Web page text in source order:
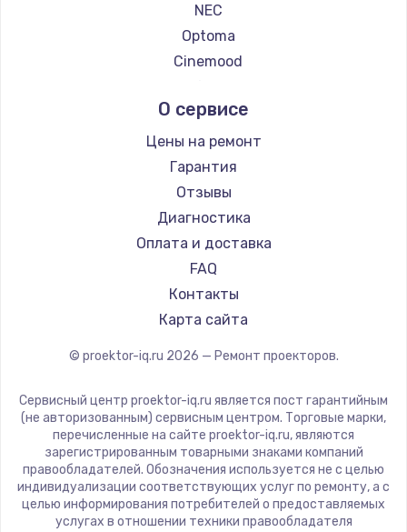
NEC
Optoma
Cinemood
Barco
Xgimi
Canon
JVC
Casio
Hiper
HITACHI
Panasonic
Hisense
О сервисе
Цены на ремонт
Гарантия
Отзывы
Диагностика
Оплата и доставка
FAQ
Контакты
Карта сайта
© proektor-iq.ru 2026 — Ремонт проекторов.
Сервисный центр proektor-iq.ru является пост гарантийным
(не авторизованным) сервисным центром. Торговые марки,
перечисленные на сайте proektor-iq.ru, являются
зарегистрированным товарными знаками компаний
правообладателей. Обозначения используется не с целью
индивидуализации соответствующих услуг по ремонту, а с
целью информирования потребителей о предоставляемых
услугах в отношении техники правообладателя